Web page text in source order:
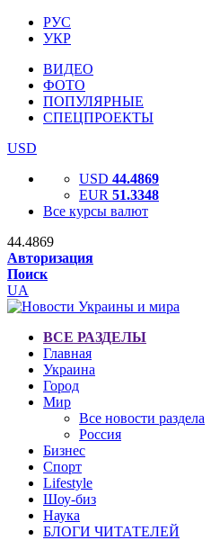
РУС
УКР
ВИДЕО
ФОТО
ПОПУЛЯРНЫЕ
СПЕЦПРОЕКТЫ
USD
USD 44.4869
EUR 51.3348
Все курсы валют
44.4869
Авторизация
Поиск
UA
ВСЕ РАЗДЕЛЫ
Главная
Украина
Город
Мир
Все новости раздела
Россия
Бизнес
Спорт
Lifestyle
Шоу-биз
Наука
БЛОГИ ЧИТАТЕЛЕЙ